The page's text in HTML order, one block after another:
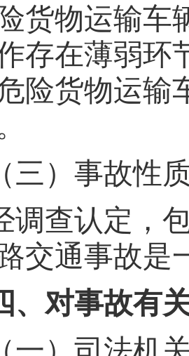
货物运输车
存在薄弱环
险货物运输
（三）事故性
调查认定，
交通事故是
、对事故有